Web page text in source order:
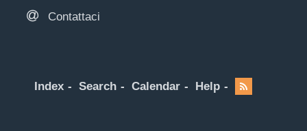
Contattaci
Index Search Calendar Help